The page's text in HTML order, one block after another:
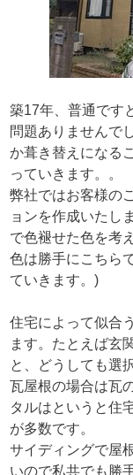
築17年、普通です
問題ありませんで
か葺き替えになる
っていきます。。
弊社ではお客様の
ョンを作成いたし
で色褪せた色を考
色は勝手にこちら
ていきます。)
住宅によって似合
ます。たとえば玄
と、どうしても選
瓦屋根の場合は瓦
タルはというと住
が多数です。
サイディングで屋
いので私共でも勝